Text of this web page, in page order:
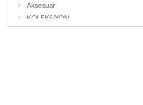
Aksesuar
KOLEKSİYON